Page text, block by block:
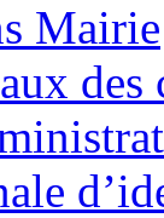
Mairie